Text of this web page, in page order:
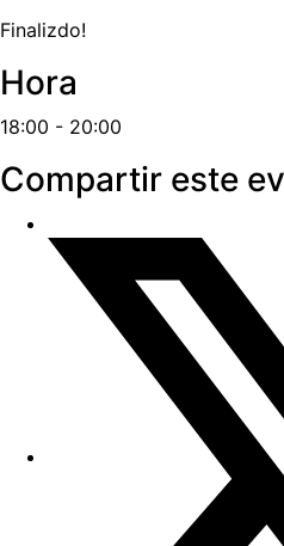
Finalizdo!
Hora
18:00 - 20:00
Compartir este